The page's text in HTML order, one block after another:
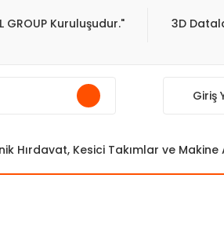
GROUP Kuruluşudur."
3D
Giriş
Hırdavat, Kesici Takımlar ve Makine